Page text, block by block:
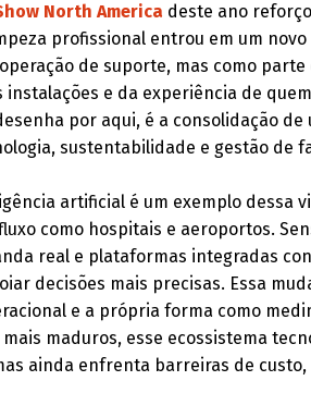
North America deste ano
profissional entrou em um
de suporte, mas como
e da experiência de
por aqui, é a consolidação de
sustentabilidade e gestão de
artificial é um exemplo dessa
como hospitais e aeroportos.
real e plataformas integradas
decisões mais precisas. Essa
e a própria forma como
maduros, esse ecossistema
ainda enfrenta barreiras de